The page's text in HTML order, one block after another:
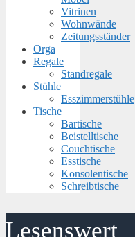
Vitrinen
Wohnwände
Zeitungsständer
Orga
Regale
Standregale
Stühle
Esszimmerstühle
Tische
Bartische
Beistelltische
Couchtische
Esstische
Konsolentische
Schreibtische
Lesenswert